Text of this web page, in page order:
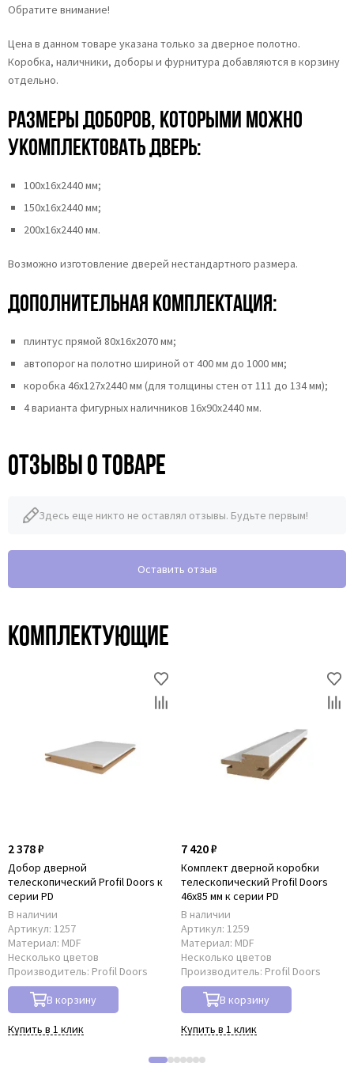
Обратите внимание!
Цена в данном товаре указана только за дверное полотно.
Коробка, наличники, доборы и фурнитура добавляются в корзину
отдельно.
Размеры доборов, которыми можно
укомплектовать дверь:
100х16х2440 мм;
150х16х2440 мм;
200х16х2440 мм.
Возможно изготовление дверей нестандартного размера.
Дополнительная комплектация:
плинтус прямой 80х16х2070 мм;
автопорог на полотно шириной от 400 мм до 1000 мм;
коробка 46x127x2440 мм (для толщины стен от 111 до 134 мм);
4 варианта фигурных наличников 16х90х2440 мм.
Отзывы о товаре
Здесь еще никто не оставлял отзывы. Будьте первым!
Оставить отзыв
Комплектующие
2 378 ₽
Добор дверной
телескопический Profil Doors к
серии PD
В наличии
Артикул: 1257
Материал: MDF
Несколько цветов
Производитель: Profil Doors
В корзину
Купить в 1 клик
7 420 ₽
Комплект дверной коробки
телескопический Profil Doors
46x85 мм к серии PD
В наличии
Артикул: 1259
Материал: MDF
Несколько цветов
Производитель: Profil Doors
В корзину
Купить в 1 клик